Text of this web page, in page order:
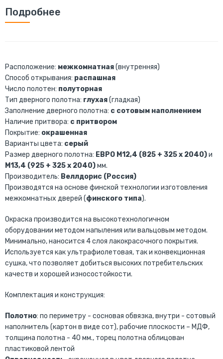
Подробнее
Расположение: межкомнатная(внутренняя)
Способ открывания: распашная
Число полотен: полуторная
Тип дверного полотна: глухая(гладкая)
Заполнение дверного полотна: с сотовым наполнением
Наличие притвора: с притвором
Покрытие: окрашенная
Варианты цвета: серый
Размер дверного полотна: ЕВРО М12,4 (825 + 325 х 2040)и
М13,4 (925 + 325 х 2040)мм.
Производитель: Веллдорис (Россия)
Производятся на основе финской технологии изготовления
межкомнатных дверей (финского типа).
Окраска производится на высокотехнологичном
оборудовании методом напыления или вальцовым методом.
Минимально, наносится 4 слоя лакокрасочного покрытия.
Используется как ультрафиолетовая, так и конвекционная
сушка, что позволяет добиться высоких потребительских
качеств и хорошей износостойкости.
Комплектация и конструкция:
Полотно: по периметру - сосновая обвязка, внутри - сотовый
наполнитель (картон в виде сот), рабочие плоскости – МДФ,
толщина полотна - 40 мм., торец полотна облицован
пластиковой лентой